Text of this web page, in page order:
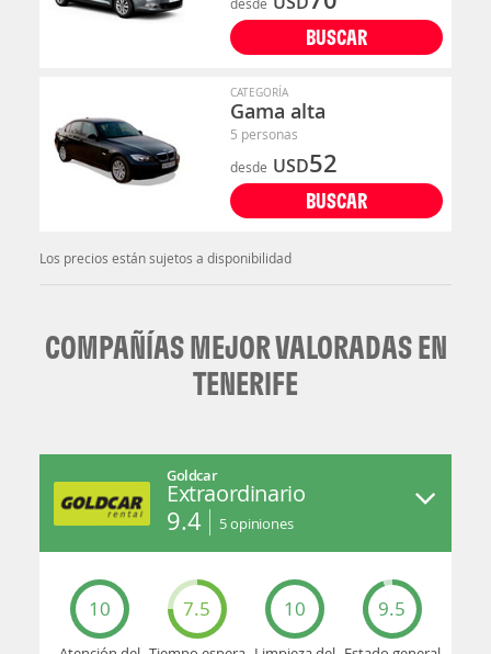
BUSCAR
CATEGORÍA
Gama alta
5 personas
desde USD52
BUSCAR
Los precios están sujetos a disponibilidad
COMPAÑÍAS MEJOR VALORADAS EN
TENERIFE
Goldcar
Extraordinario
9.4 5opiniones
10 7.5 10 9.5